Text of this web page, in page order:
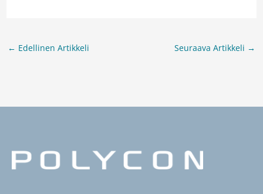
← Edellinen Artikkeli Seuraava Artikkeli →